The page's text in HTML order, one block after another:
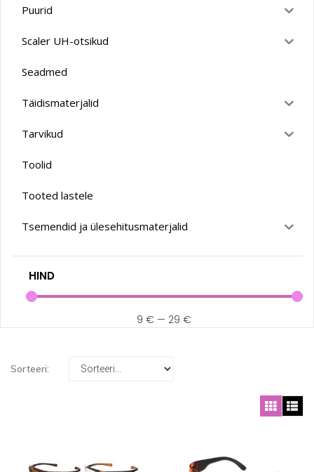
Puurid
Scaler UH-otsikud
Seadmed
Täidismaterjalid
Tarvikud
Toolid
Tooted lastele
Tsemendid ja ülesehitusmaterjalid
HIND
9 € — 29 €
Sorteeri: